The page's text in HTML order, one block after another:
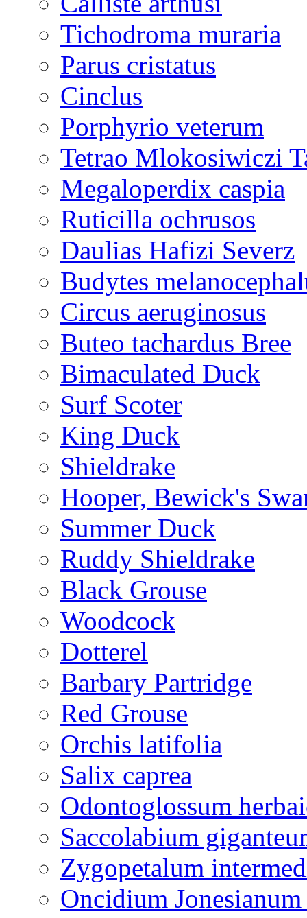
Tichodroma muraria
Parus cristatus
Cinclus
Porphyrio veterum
Tetrao Mlokosiwiczi
Megaloperdix caspia
Ruticilla ochrusos
Daulias Hafizi Severz
Budytes
Circus aeruginosus
Buteo tachardus Bree
Bimaculated Duck
Surf Scoter
King Duck
Shieldrake
Hooper, Bewick's
Summer Duck
Ruddy Shieldrake
Black Grouse
Woodcock
Dotterel
Barbary Partridge
Red Grouse
Orchis latifolia
Salix caprea
Odontoglossum
Saccolabium
Zygopetalum
Oncidium